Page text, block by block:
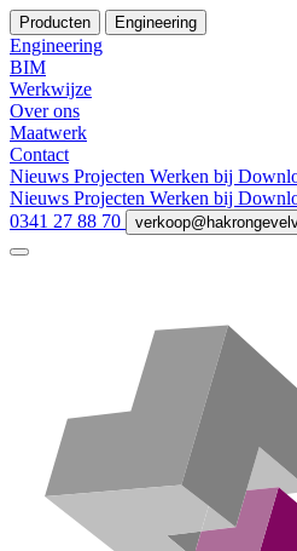
Producten Engineering
Engineering
BIM
Werkwijze
Over ons
Maatwerk
Contact
Nieuws Projecten Werken bij
Nieuws Projecten Werken bij
0341 27 88 70